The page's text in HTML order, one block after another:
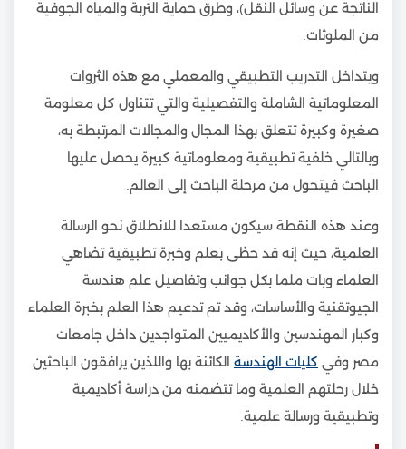
الناتجة عن وسائل النقل)، وطرق حماية التربة والمياه الجوفية
من الملوثات.
ويتداخل التدريب التطبيقي والمعملي مع هذه الثروات
المعلوماتية الشاملة والتفصيلية والتي تتناول كل معلومة
صغيرة وكبيرة تتعلق بهذا المجال والمجالات المرتبطة به،
وبالتالي خلفية تطبيقية ومعلوماتية كبيرة يحصل عليها
الباحث فيتحول من مرحلة الباحث إلى العالم.
وعند هذه النقطة سيكون مستعدا للانطلاق نحو الرسالة
العلمية، حيث إنه قد حظى بعلم وخبرة تطبيقية تضاهي
العلماء وبات ملما بكل جوانب وتفاصيل علم هندسة
الجيوتقنية والأساسات، وقد تم تدعيم هذا العلم بخبرة العلماء
وكبار المهندسين والأكاديميين المتواجدين داخل جامعات
مصر وفي كليات الهندسة الكائنة بها واللذين يرافقون الباحثين
خلال رحلتهم العلمية وما تتضمنه من دراسة أكاديمية
وتطبيقية ورسالة علمية.